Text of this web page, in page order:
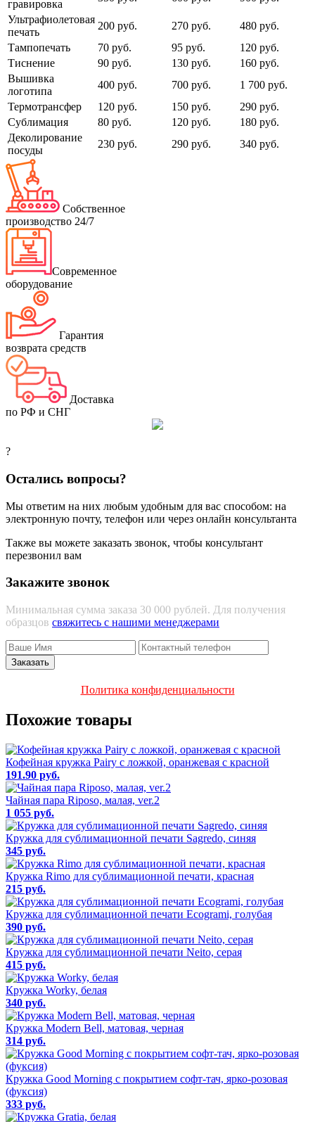
гравировка
Ультрафиолетовая
печать
200 руб. 270 руб.
480 руб.
Тампопечать
70 руб. 95 руб.
120 руб.
Тиснение
90 руб. 130 руб.
160 руб.
Вышивка
логотипа
400 руб. 700 руб.
1 700 руб.
Термотрансфер
120 руб. 150 руб.
290 руб.
Сублимация
80 руб. 120 руб.
180 руб.
Деколирование
посуды
230 руб. 290 руб. 340 руб.
Собственное
производство 24/7
Современное
оборудование
Гарантия
возврата средств
Доставка
по РФ и СНГ
?
Остались вопросы?
Мы ответим на них любым удобным для вас способом: на
электронную почту, телефон или через онлайн консультанта
Также вы можете заказать звонок, чтобы консультант
перезвонил вам
Закажите звонок
Минимальная сумма заказа 30 000 рублей. Для получения
образцов свяжитесь с нашими менеджерами
Политика конфиденциальности
Похожие товары
Кофейная кружка Pairy с ложкой, оранжевая с красной
191.90 руб.
Чайная пара Riposo, малая, ver.2
1 055 руб.
Кружка для сублимационной печати Sagredo, синяя
345 руб.
Кружка Rimo для сублимационной печати, красная
215 руб.
Кружка для сублимационной печати Ecogrami, голубая
390 руб.
Кружка для сублимационной печати Neito, серая
415 руб.
Кружка Worky, белая
340 руб.
Кружка Modern Bell, матовая, черная
314 руб.
Кружка Good Morning с покрытием софт-тач, ярко-розовая
(фуксия)
333 руб.